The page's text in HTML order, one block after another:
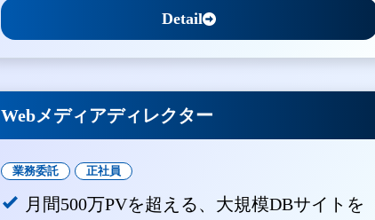
Detail
Webメディアディレクター
業務委託 正社員
月間500万PVを超える、大規模DBサイトを